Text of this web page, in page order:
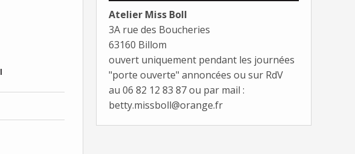
Atelier Miss Boll
3A rue des Boucheries
63160 Billom
ouvert uniquement pendant les journées
"porte ouverte" annoncées ou sur RdV
au 06 82 12 83 87 ou par mail :
betty.missboll@orange.fr